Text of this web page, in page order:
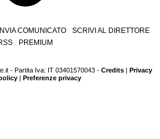
INVIA COMUNICATO
SCRIVI AL DIRETTORE
PREMIUM
- Partita Iva: IT 03401570043 - Credits
Privacy
| Preferenze privacy